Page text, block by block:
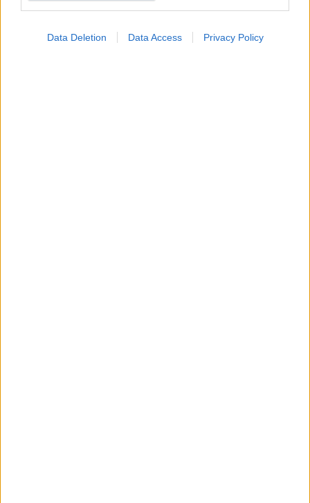
Data Deletion Data Access Privacy Policy
2024. július 25. 17:34
Küldés Küldés Messengeren